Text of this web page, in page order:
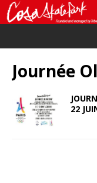
Journée
22